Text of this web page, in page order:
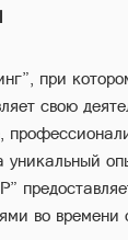
при
свою
уникальный
во